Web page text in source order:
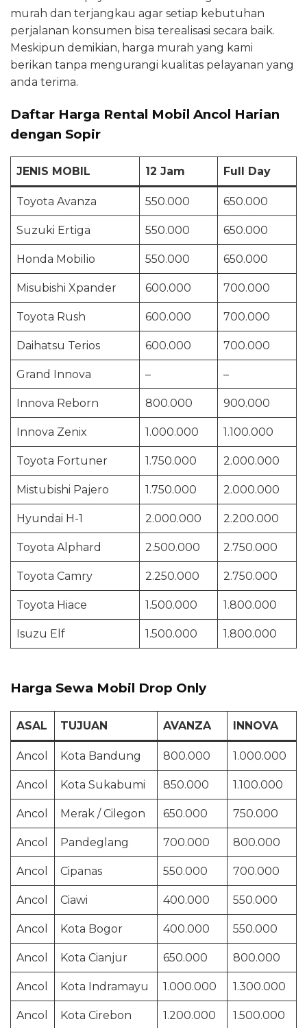
murah dan terjangkau agar setiap kebutuhan
perjalanan konsumen bisa terealisasi secara baik.
Meskipun demikian, harga murah yang kami
berikan tanpa mengurangi kualitas pelayanan yang
anda terima.
Daftar Harga Rental Mobil Ancol Harian
dengan Sopir
JENIS MOBIL 12 Jam Full Day
Toyota Avanza 550.000 650.000
Suzuki Ertiga 550.000 650.000
Honda Mobilio 550.000 650.000
Misubishi Xpander 600.000 700.000
Toyota Rush 600.000 700.000
Daihatsu Terios 600.000 700.000
Grand Innova – –
Innova Reborn 800.000 900.000
Innova Zenix 1.000.000 1.100.000
Toyota Fortuner 1.750.000 2.000.000
Mistubishi Pajero 1.750.000 2.000.000
Hyundai H-1 2.000.000 2.200.000
Toyota Alphard 2.500.000 2.750.000
Toyota Camry 2.250.000 2.750.000
Toyota Hiace 1.500.000 1.800.000
Isuzu Elf 1.500.000 1.800.000
Harga Sewa Mobil Drop Only
ASAL TUJUAN AVANZA INNOVA
Ancol Kota Bandung 800.000 1.000.000
Ancol Kota Sukabumi 850.000 1.100.000
Ancol Merak / Cilegon 650.000 750.000
Ancol Pandeglang 700.000 800.000
Ancol Cipanas 550.000 700.000
Ancol Ciawi 400.000 550.000
Ancol Kota Bogor 400.000 550.000
Ancol Kota Cianjur 650.000 800.000
Ancol Kota Indramayu 1.000.000 1.300.000
Ancol Kota Cirebon 1.200.000 1.500.000